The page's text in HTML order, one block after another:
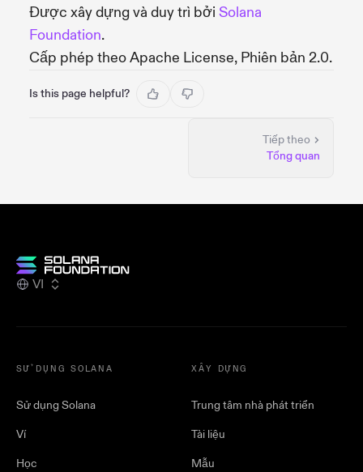
Được xây dựng và duy trì bởi Solana
Foundation.
Cấp phép theo Apache License, Phiên bản 2.0.
Is this page helpful?
Tiếp theo
Tổng quan
VI
SỬ DỤNG SOLANA
Sử dụng Solana
Ví
Học
XÂY DỰNG
Trung tâm nhà phát triển
Tài liệu
Mẫu